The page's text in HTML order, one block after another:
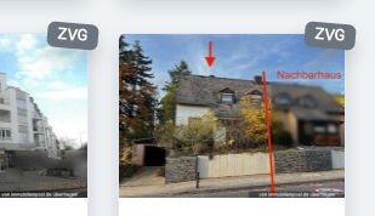
ZVG ZVG